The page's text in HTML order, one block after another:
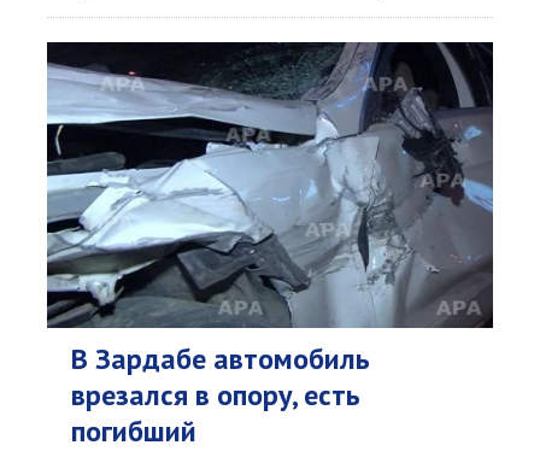
В Зардабе автомобиль
врезался в опору, есть
погибший